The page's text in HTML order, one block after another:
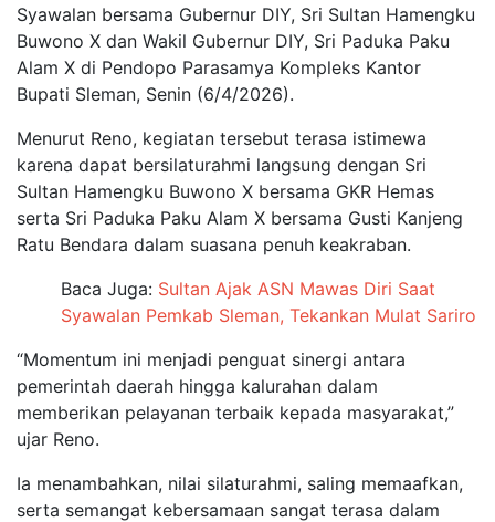
Syawalan bersama Gubernur DIY, Sri Sultan Hamengku
Buwono X dan Wakil Gubernur DIY, Sri Paduka Paku
Alam X di Pendopo Parasamya Kompleks Kantor
Bupati Sleman, Senin (6/4/2026).
Menurut Reno, kegiatan tersebut terasa istimewa
karena dapat bersilaturahmi langsung dengan Sri
Sultan Hamengku Buwono X bersama GKR Hemas
serta Sri Paduka Paku Alam X bersama Gusti Kanjeng
Ratu Bendara dalam suasana penuh keakraban.
Baca Juga: Sultan Ajak ASN Mawas Diri Saat
Syawalan Pemkab Sleman, Tekankan Mulat Sariro
“Momentum ini menjadi penguat sinergi antara
pemerintah daerah hingga kalurahan dalam
memberikan pelayanan terbaik kepada masyarakat,”
ujar Reno.
Ia menambahkan, nilai silaturahmi, saling memaafkan,
serta semangat kebersamaan sangat terasa dalam